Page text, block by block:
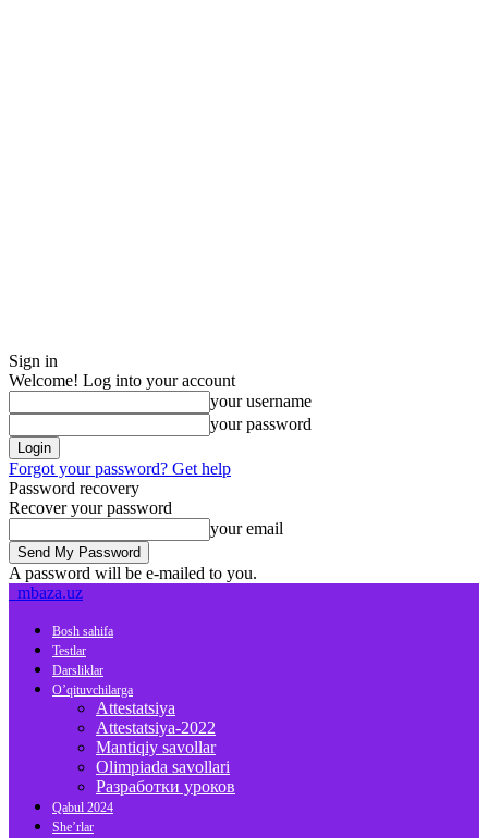
Sign in
Welcome! Log into your account
your username
your password
Forgot your password? Get help
Password recovery
Recover your password
your email
A password will be e-mailed to you.
mbaza.uz
Bosh sahifa
Testlar
Darsliklar
O’qituvchilarga
Attestatsiya
Attestatsiya-2022
Mantiqiy savollar
Olimpiada savollari
Разработки уроков
Qabul 2024
She’rlar